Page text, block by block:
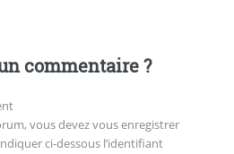
commentaire ?
vous devez vous enregistrer
ci-dessous l’identifiant